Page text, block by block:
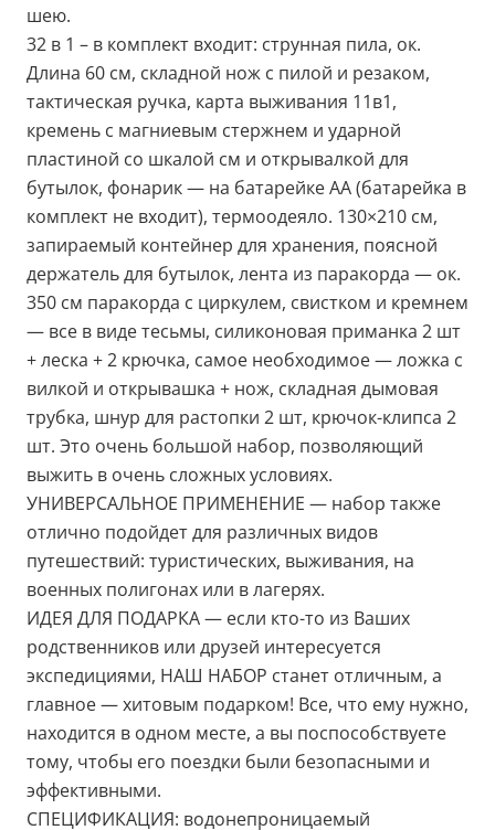
шею.
32 в 1 – в комплект входит: струнная пила, ок.
Длина 60 см, складной нож с пилой и резаком,
тактическая ручка, карта выживания 11в1,
кремень с магниевым стержнем и ударной
пластиной со шкалой см и открывалкой для
бутылок, фонарик — на батарейке АА (батарейка в
комплект не входит), термоодеяло. 130×210 см,
запираемый контейнер для хранения, поясной
держатель для бутылок, лента из паракорда — ок.
350 см паракорда с циркулем, свистком и кремнем
— все в виде тесьмы, силиконовая приманка 2 шт
+ леска + 2 крючка, самое необходимое — ложка с
вилкой и открывашка + нож, складная дымовая
трубка, шнур для растопки 2 шт, крючок-клипса 2
шт. Это очень большой набор, позволяющий
выжить в очень сложных условиях.
УНИВЕРСАЛЬНОЕ ПРИМЕНЕНИЕ — набор также
отлично подойдет для различных видов
путешествий: туристических, выживания, на
военных полигонах или в лагерях.
ИДЕЯ ДЛЯ ПОДАРКА — если кто-то из Ваших
родственников или друзей интересуется
экспедициями, НАШ НАБОР станет отличным, а
главное — хитовым подарком! Все, что ему нужно,
находится в одном месте, а вы поспособствуете
тому, чтобы его поездки были безопасными и
эффективными.
СПЕЦИФИКАЦИЯ: водонепроницаемый